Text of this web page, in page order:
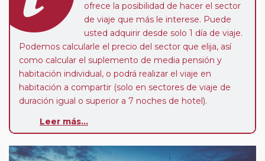
ofrece la posibilidad de hacer el sector
de viaje que más le interese. Puede
usted adquirir desde solo 1 día de viaje.
Podemos calcularle el precio del sector que elija, así
como calcular el suplemento de media pensión y
habitación individual, o podrá realizar el viaje en
habitación a compartir (solo en sectores de viaje de
duración igual o superior a 7 noches de hotel).
Paradas en Ruta:
su viaje, en la ciudad que desee por período de 1, 3, 4 o
Leer más...